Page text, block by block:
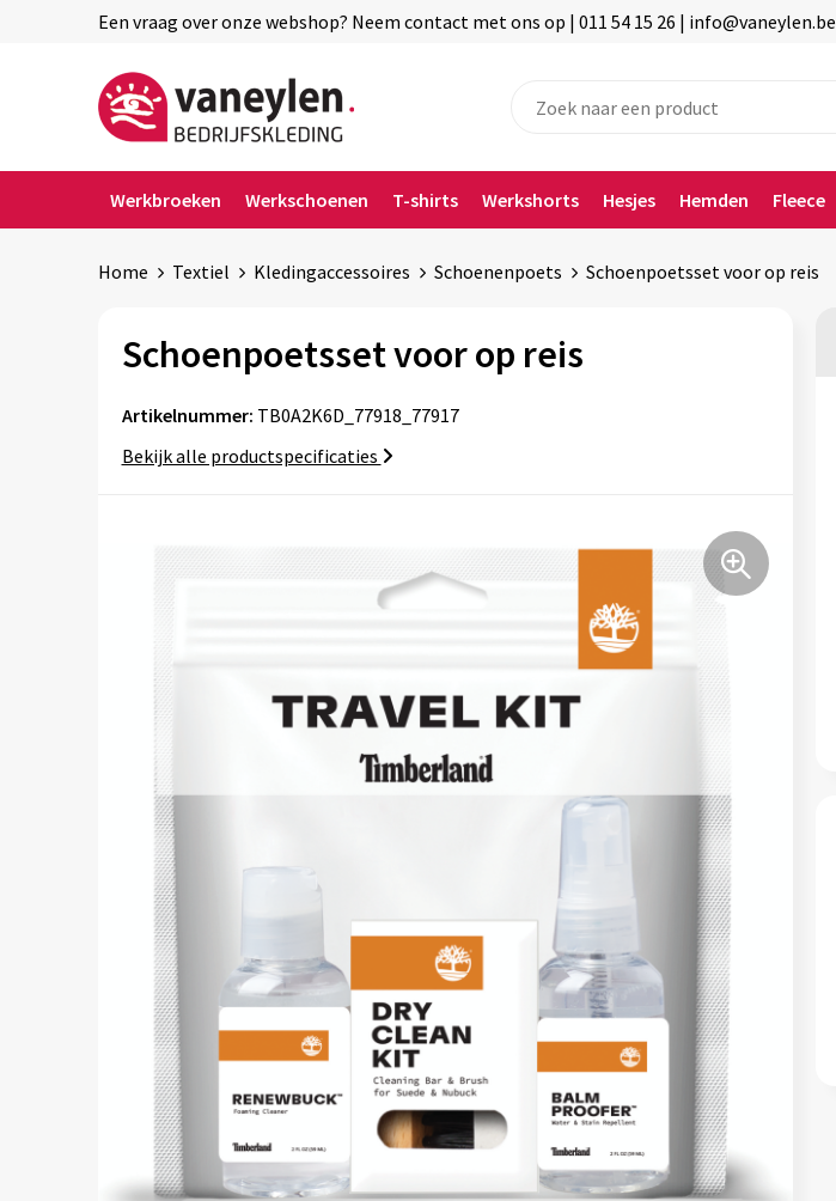
Een vraag over onze webshop? Neem contact met ons op | 011 54 15 26 | info@vaneylen.be
Werkbroeken Werkschoenen T-shirts Werkshorts Hesjes Hemden Fleece
Home Textiel Kledingaccessoires Schoenenpoets Schoenpoetsset voor op reis
Schoenpoetsset voor op reis
Artikelnummer: TB0A2K6D_77918_77917
Bekijk alle productspecificaties